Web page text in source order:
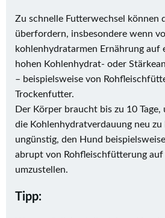
Zu schnelle Futterwechsel können
überfordern, insbesondere wenn
kohlenhydratarmen Ernährung auf
hohen Kohlenhydrat- oder
– beispielsweise von
Trockenfutter.
Der Körper braucht bis zu 10 Tage,
die Kohlenhydratverdauung neu
ungünstig, den Hund
abrupt von Rohfleischfütterung
umzustellen.
Tipp: